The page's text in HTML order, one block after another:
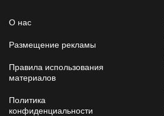
О нас
Размещение рекламы
Правила использования
материалов
Политика
конфиденциальности